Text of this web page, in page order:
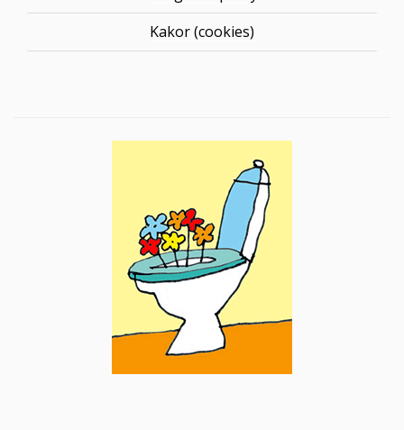
Kakor (cookies)